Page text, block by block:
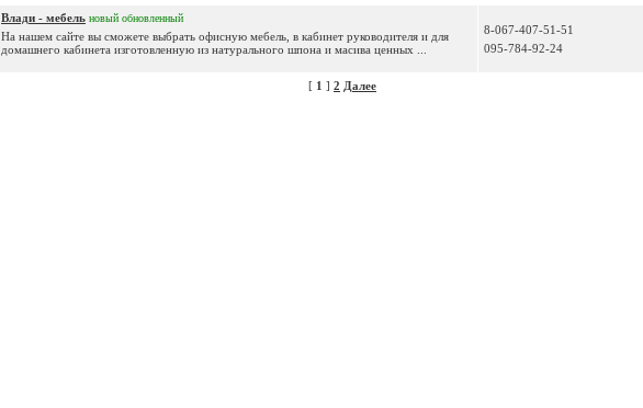
Влади - мебель новый обновленный
На нашем сайте вы сможете выбрать офисную мебель, в кабинет руководителя и для
домашнего кабинета изготовленную из натурального шпона и масива ценных ...
8-067-407-51-51
095-784-92-24
[ 1 ] 2 Далее